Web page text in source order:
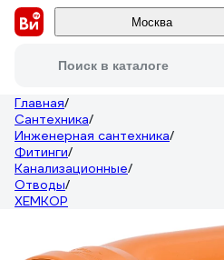
Москва
Поиск в каталоге
Главная/
Сантехника/
Инженерная сантехника/
Фитинги/
Канализационные/
Отводы/
ХЕМКОР